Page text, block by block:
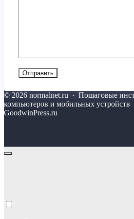
© 2026 normalnet.ru · Пошаговые
компьютеров и мобильных
GoodwinPress.ru